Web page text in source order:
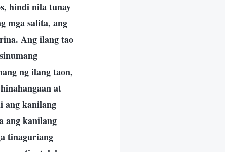
hindi nila tunay
mga salita, ang
Ang ilang tao
ng ilang taon,
at
ang kanilang
ang kanilang
tinaguriang